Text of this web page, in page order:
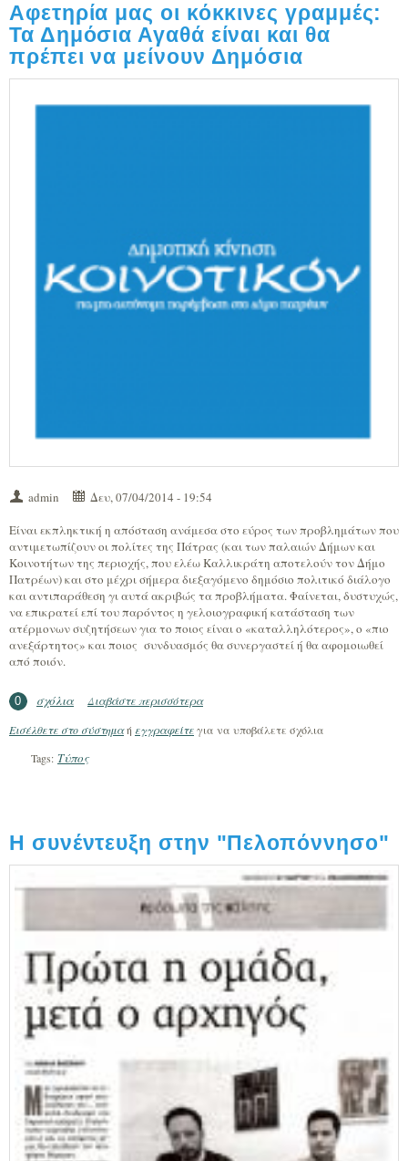
Αφετηρία μας οι κόκκινες γραμμές:
Τα Δημόσια Αγαθά είναι και θα
πρέπει να μείνουν Δημόσια
admin
Δευ, 07/04/2014 - 19:54
Είναι εκπληκτική η απόσταση ανάμεσα στο εύρος των προβλημάτων που
αντιμετωπίζουν οι πολίτες της Πάτρας (και των παλαιών Δήμων και
Κοινοτήτων της περιοχής, που ελέω Καλλικράτη αποτελούν τον Δήμο
Πατρέων) και στο μέχρι σήμερα διεξαγόμενο δημόσιο πολιτικό διάλογο
και αντιπαράθεση γι αυτά ακριβώς τα προβλήματα. Φαίνεται, δυστυχώς,
να επικρατεί επί του παρόντος η γελοιογραφική κατάσταση των
ατέρμονων συζητήσεων για το ποιος είναι ο «καταλληλότερος», ο «πιο
ανεξάρτητος» και ποιος συνδυασμός θα συνεργαστεί ή θα αφομοιωθεί
από ποιόν.
0 σχόλια Διαβάστε περισσότεραγια Αφετηρία μας οι κόκκινες γραμμές:
να μείνουν Δημόσια
Εισέλθετε στο σύστημαή εγγραφείτεγια να υποβάλετε σχόλια
Tags: Τύπος
Η συνέντευξη στην "Πελοπόννησο"